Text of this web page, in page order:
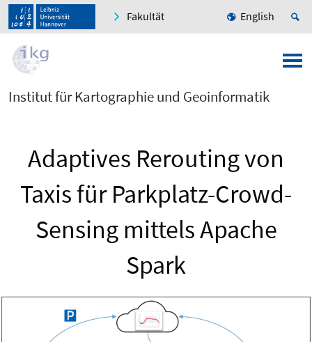
Fakultät English
Institut für Kartographie und Geoinformatik
Adaptives Rerouting von
Taxis für Parkplatz-Crowd-
Sensing mittels Apache
Spark